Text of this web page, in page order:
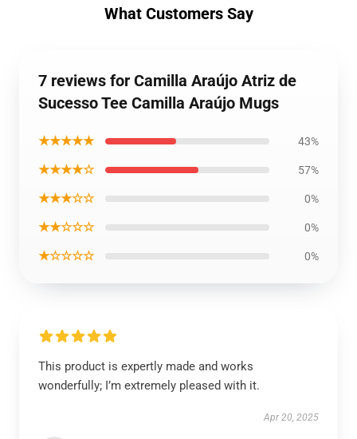
What Customers Say
7 reviews for Camilla Araújo Atriz de
Sucesso Tee Camilla Araújo Mugs
★★★★★ 43%
★★★★☆ 57%
★★★☆☆ 0%
★★☆☆☆ 0%
★☆☆☆☆ 0%
This product is expertly made and works
wonderfully; I’m extremely pleased with it.
Apr 20, 2025